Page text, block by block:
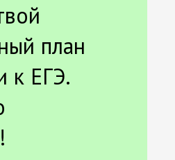
план
к ЕГЭ.